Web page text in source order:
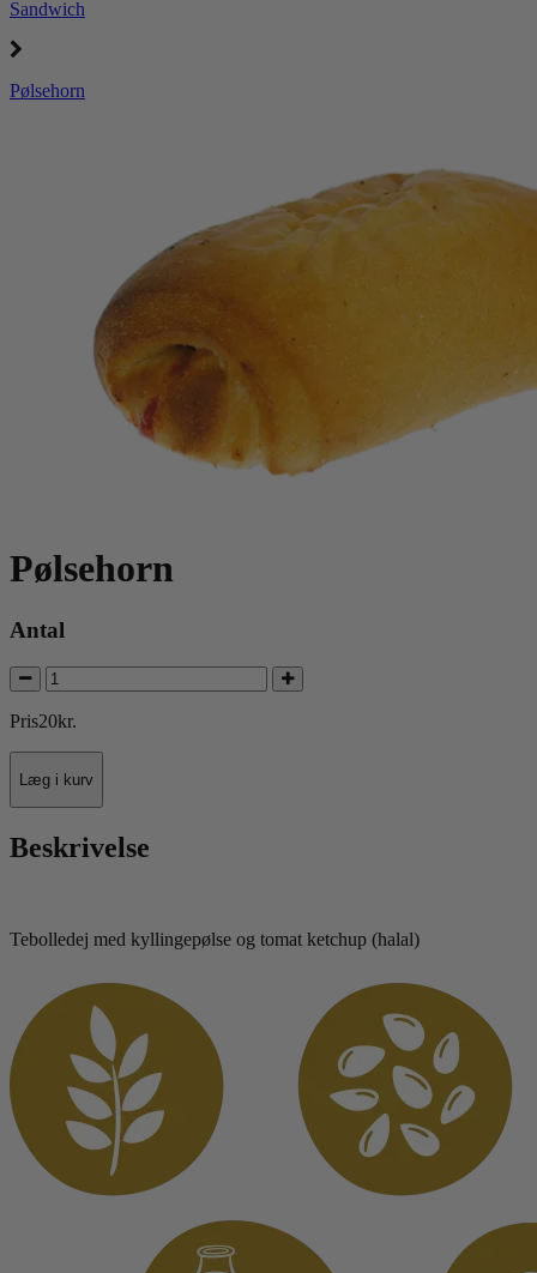
Sandwich
Pølsehorn
Pølsehorn
Antal
Pris20kr.
Læg i kurv
Beskrivelse
Tebolledej med kyllingepølse og tomat ketchup (halal)